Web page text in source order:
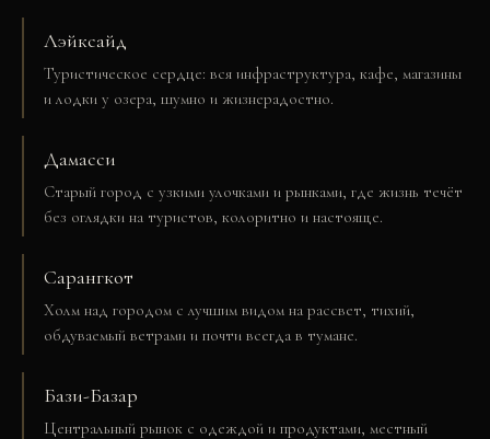
Лэйксайд
Туристическое сердце: вся инфраструктура, кафе, магазины
и лодки у озера, шумно и жизнерадостно.
Дамасси
Старый город с узкими улочками и рынками, где жизнь течёт
без оглядки на туристов, колоритно и настояще.
Сарангкот
Холм над городом с лучшим видом на рассвет, тихий,
обдуваемый ветрами и почти всегда в тумане.
Бази-Базар
Центральный рынок с одеждой и продуктами, местный